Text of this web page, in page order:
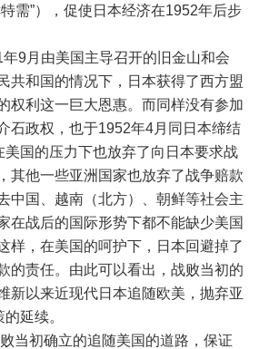
需”），促使日本经济在1952年后步
9月由美国主导召开的旧金山和会
共和国的情况下，日本获得了西方盟
权利这一巨大恩惠。而同样没有参加
石政权，也于1952年4月同日本缔结
美国的压力下也放弃了向日本要求战
其他一些亚洲国家也放弃了战争赔款
中国、越南（北方）、朝鲜等社会主
在战后的国际形势下都不能缺少美国
样，在美国的呵护下，日本回避掉了
的责任。由此可以看出，战败当初的
新以来近现代日本追随欧美，抛弃亚
策的延续。
当初确立的追随美国的道路，保证